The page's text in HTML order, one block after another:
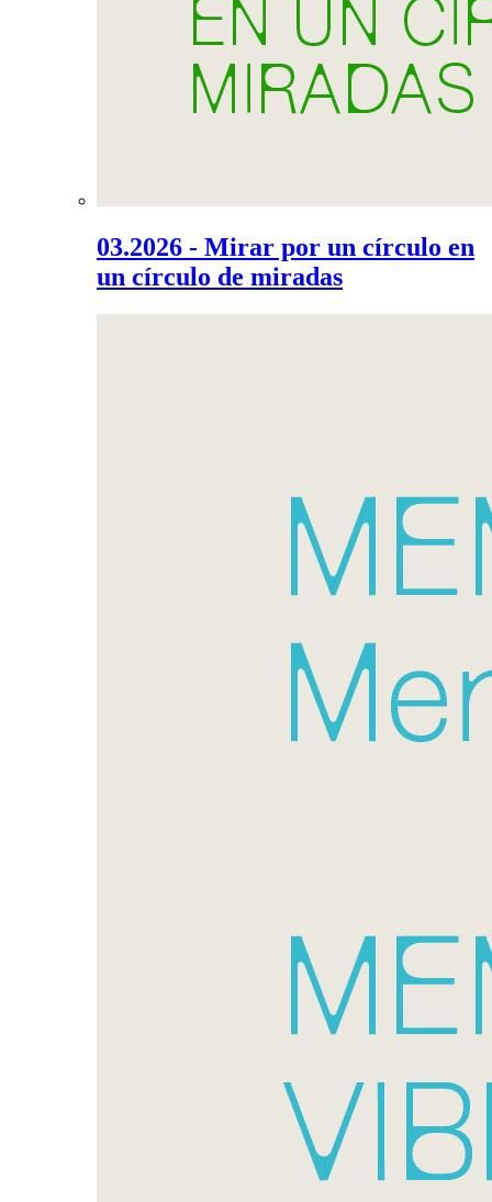
03.2026 - Mirar por un círculo en
un círculo de miradas